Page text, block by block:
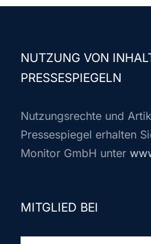
NUTZUNG VON
PRESSESPIEGELN
Nutzungsrechte und
Pressespiegel erhalten
Monitor GmbH unter
MITGLIED BEI